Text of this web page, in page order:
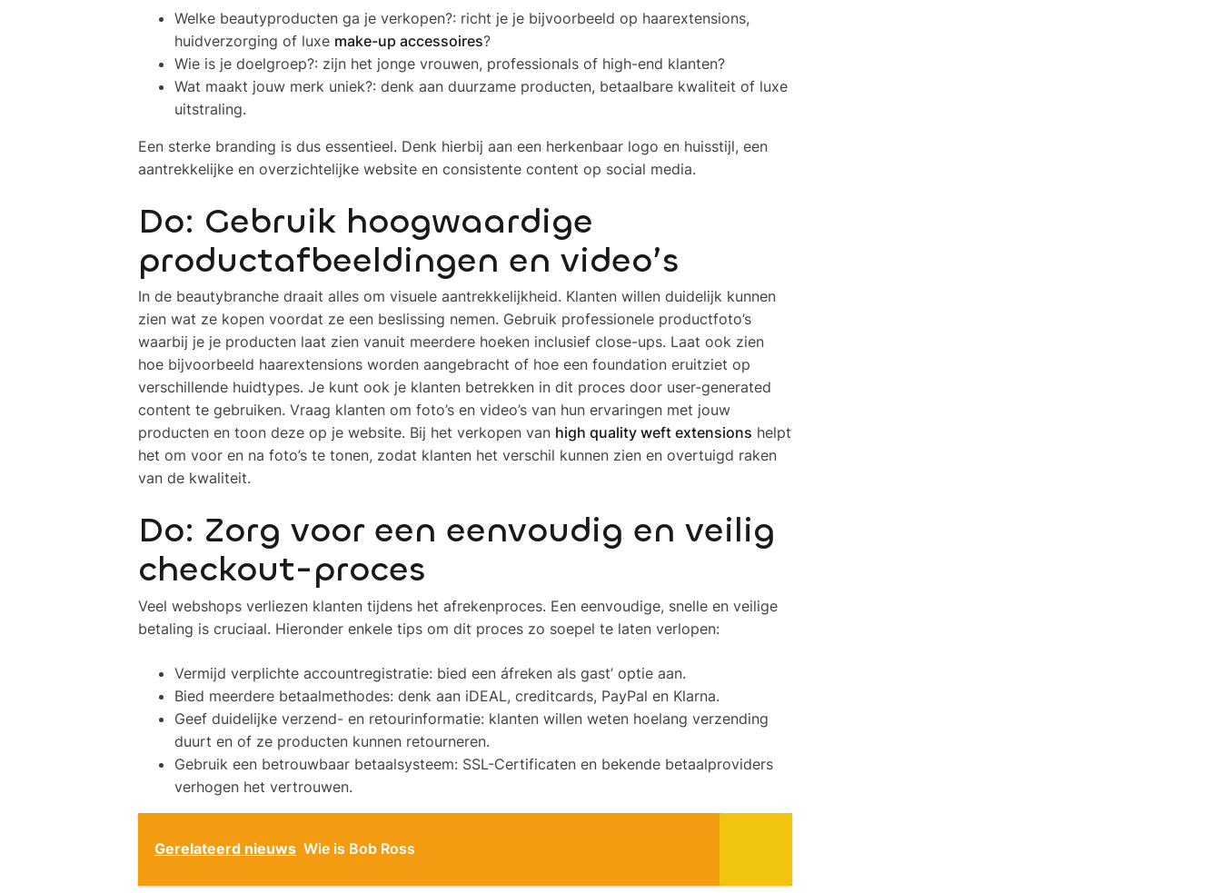
Welke beautyproducten ga je verkopen?: richt je je bijvoorbeeld op haarextensions,
huidverzorging of luxe make-up accessoires?
Wie is je doelgroep?: zijn het jonge vrouwen, professionals of high-end klanten?
Wat maakt jouw merk uniek?: denk aan duurzame producten, betaalbare kwaliteit of luxe
uitstraling.
Een sterke branding is dus essentieel. Denk hierbij aan een herkenbaar logo en huisstijl, een
aantrekkelijke en overzichtelijke website en consistente content op social media.
Do: Gebruik hoogwaardige
productafbeeldingen en video’s
In de beautybranche draait alles om visuele aantrekkelijkheid. Klanten willen duidelijk kunnen
zien wat ze kopen voordat ze een beslissing nemen. Gebruik professionele productfoto’s
waarbij je je producten laat zien vanuit meerdere hoeken inclusief close-ups. Laat ook zien
hoe bijvoorbeeld haarextensions worden aangebracht of hoe een foundation eruitziet op
verschillende huidtypes. Je kunt ook je klanten betrekken in dit proces door user-generated
content te gebruiken. Vraag klanten om foto’s en video’s van hun ervaringen met jouw
producten en toon deze op je website. Bij het verkopen van high quality weft extensions helpt
het om voor en na foto’s te tonen, zodat klanten het verschil kunnen zien en overtuigd raken
van de kwaliteit.
Do: Zorg voor een eenvoudig en veilig
checkout-proces
Veel webshops verliezen klanten tijdens het afrekenproces. Een eenvoudige, snelle en veilige
betaling is cruciaal. Hieronder enkele tips om dit proces zo soepel te laten verlopen:
Vermijd verplichte accountregistratie: bied een áfreken als gast’ optie aan.
Bied meerdere betaalmethodes: denk aan iDEAL, creditcards, PayPal en Klarna.
Geef duidelijke verzend- en retourinformatie: klanten willen weten hoelang verzending
duurt en of ze producten kunnen retourneren.
Gebruik een betrouwbaar betaalsysteem: SSL-Certificaten en bekende betaalproviders
verhogen het vertrouwen.
Gerelateerd nieuws Wie is Bob Ross